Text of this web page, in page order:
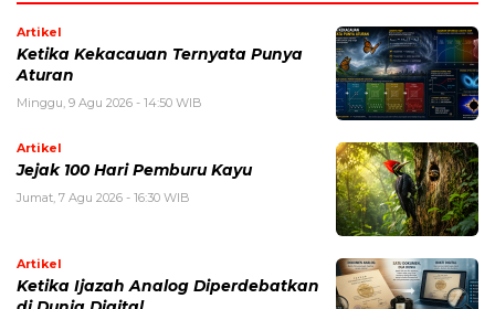
Artikel
Ketika Kekacauan Ternyata Punya
Aturan
Minggu, 9 Agu 2026 - 14:50 WIB
Artikel
Jejak 100 Hari Pemburu Kayu
Jumat, 7 Agu 2026 - 16:30 WIB
Artikel
Ketika Ijazah Analog Diperdebatkan